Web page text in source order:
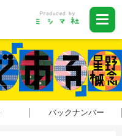
バックナンバー